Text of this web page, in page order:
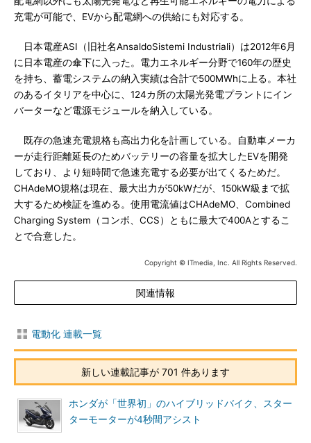
充電が可能で、EVから配電網への供給にも対応する。
日本電産ASI（旧社名AnsaldoSistemi Industriali）は2012年6月
に日本電産の傘下に入った。電力エネルギー分野で160年の歴史
を持ち、蓄電システムの納入実績は合計で500MWhに上る。本社
のあるイタリアを中心に、124カ所の太陽光発電プラントにイン
バーターなど電源モジュールを納入している。
既存の急速充電規格も高出力化を計画している。自動車メーカ
ーが走行距離延長のためバッテリーの容量を拡大したEVを開発
しており、より短時間で急速充電する必要が出てくるためだ。
CHAdeMO規格は現在、最大出力が50kWだが、150kW級まで拡
大するため検証を進める。使用電流値はCHAdeMO、Combined
Charging System（コンボ、CCS）ともに最大で400Aとするこ
とで合意した。
Copyright © ITmedia, Inc. All Rights Reserved.
関連情報
電動化 連載一覧
新しい連載記事が 701 件あります
ホンダが「世界初」のハイブリッドバイク、スター
ターモーターが4秒間アシスト